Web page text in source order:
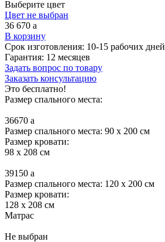
Выберите цвет
Цвет не выбран
36 670 a
В корзину
Срок изготовления: 10-15 рабочих дней
Гарантия: 12 месяцев
Задать вопрос по товару
Заказать консультацию
Это бесплатно!
Размер спального места:
36670 a
Размер спального места: 90 x 200 см
Размер кровати:
98 x 208 см
39150 a
Размер спального места: 120 x 200 см
Размер кровати:
128 x 208 см
Матрас
Не выбран